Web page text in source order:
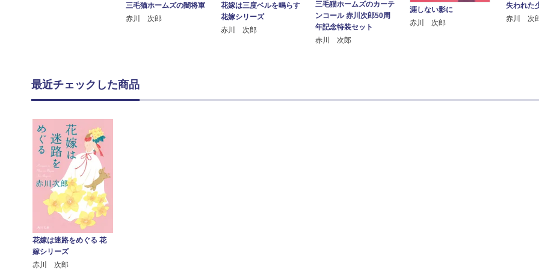
三毛猫ホームズの闇将軍
赤川 次郎
花嫁は三度ベルを鳴らす
花嫁シリーズ
赤川 次郎
三毛猫ホームズのカーテ
ンコール 赤川次郎50周
年記念特装セット
赤川 次郎
涯しない影に
赤川 次郎
失われた
赤川 次
最近チェックした商品
花嫁は迷路をめぐる 花
嫁シリーズ
赤川 次郎